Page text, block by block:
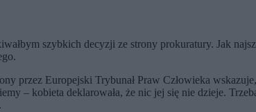
szybkich decyzji ze strony prokuratury. Jak
przez Europejski Trybunał Praw Człowieka
– kobieta deklarowała, że nic jej się nie dzieje.